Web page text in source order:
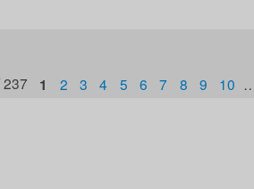
numarasını belirtin
237 1 2 3 4 5 6 7 8 9 10